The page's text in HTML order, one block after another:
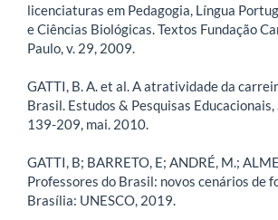
licenciaturas em Pedagogia, Língua
e Ciências Biológicas. Textos Fundação
Paulo, v. 29, 2009.
GATTI, B. A. et al. A atratividade da
Brasil. Estudos & Pesquisas Educacionais,
139-209, mai. 2010.
GATTI, B; BARRETO, E; ANDRÉ, M.;
Professores do Brasil: novos cenários de
Brasília: UNESCO, 2019.